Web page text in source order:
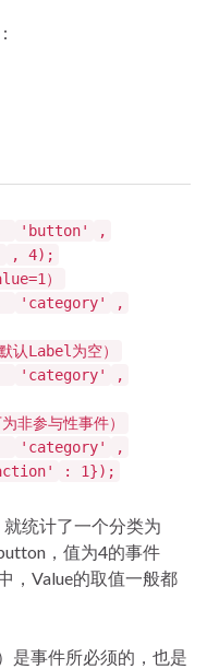
'button'
,
, 4);
）
'category'
,
认Label为空）
'category'
,
非参与性事件）
'category'
,
: 1});
统计了一个分类为
，值为4的事件
，Value的取值一般都
是事件所必须的，也是